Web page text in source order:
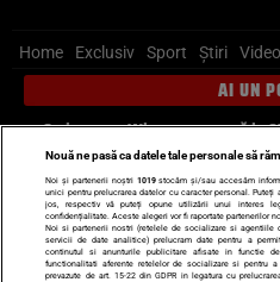
Home Exclusiv Sport Știri Video
AI UN
Scrie-ne pe Whatsapp, sună la
Știri interne Știri
Ultimele stiri
Diete Insula Iubirii
Nouă ne pasă ca datele tale personale să
Noi și partenerii noștri 1019stocăm și/sau accesăm
unici pentru prelucrarea datelor cu caracter personal.
jos, respectiv vă puteți opune utilizării unui interes
confidențialitate. Aceste alegeri vor fi raportate partenerilor
Noi si partenerii nostri (retelele de socializare si agentiile
servicii de date analitice) prelucram date pentru a
continutul si anunturile publicitare afisate in functie
functionalitati aferente retelelor de socializare si pentru
prevazute de art. 15-22 din GDPR in legatura cu